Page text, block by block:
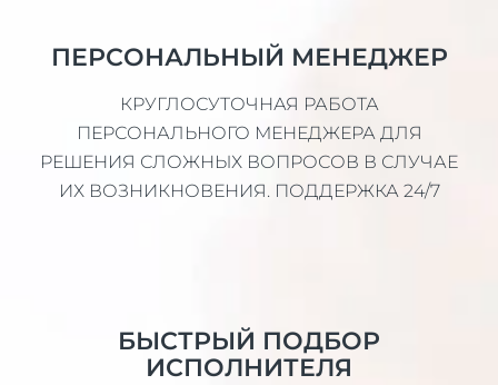
ПЕРСОНАЛЬНЫЙ МЕНЕДЖЕР
КРУГЛОСУТОЧНАЯ РАБОТА
ПЕРСОНАЛЬНОГО МЕНЕДЖЕРА ДЛЯ
РЕШЕНИЯ СЛОЖНЫХ ВОПРОСОВ В СЛУЧАЕ
ИХ ВОЗНИКНОВЕНИЯ. ПОДДЕРЖКА 24/7
БЫСТРЫЙ ПОДБОР
ИСПОЛНИТЕЛЯ